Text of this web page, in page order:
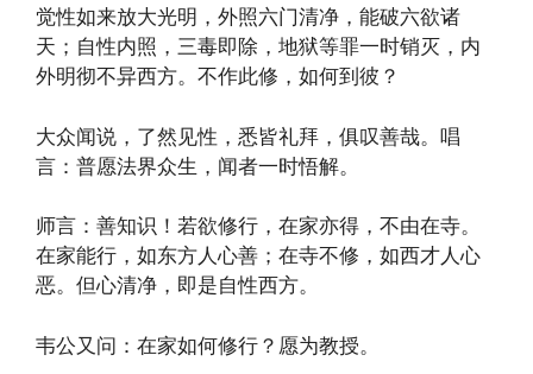
觉性如来放大光明，外照六门清净，能破六欲诸
天；自性内照，三毒即除，地狱等罪一时销灭，内
外明彻不异西方。不作此修，如何到彼？
大众闻说，了然见性，悉皆礼拜，俱叹善哉。唱
言：普愿法界众生，闻者一时悟解。
师言：善知识！若欲修行，在家亦得，不由在寺。
在家能行，如东方人心善；在寺不修，如西才人心
恶。但心清净，即是自性西方。
韦公又问：在家如何修行？愿为教授。